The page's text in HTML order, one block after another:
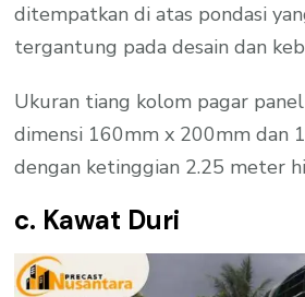
ditempatkan di atas pondasi
tergantung pada desain dan
Ukuran tiang kolom pagar
dimensi 160mm x 200mm dan
dengan ketinggian 2.25 meter
c. Kawat Duri